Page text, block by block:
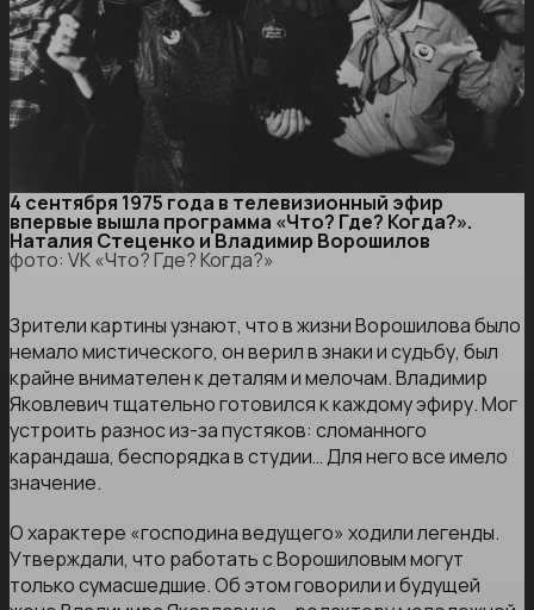
4 сентября 1975 года в телевизионный эфир
впервые вышла программа «Что? Где? Когда?».
Наталия Стеценко и Владимир Ворошилов
фото: VK «Что? Где? Когда?»
Зрители картины узнают, что в жизни Ворошилова было
немало мистического, он верил в знаки и судьбу, был
крайне внимателен к деталям и мелочам. Владимир
Яковлевич тщательно готовился к каждому эфиру. Мог
устроить разнос из-за пустяков: сломанного
карандаша, беспорядка в студии… Для него все имело
значение.
О характере «господина ведущего» ходили легенды.
Утверждали, что работать с Ворошиловым могут
только сумасшедшие. Об этом говорили и будущей